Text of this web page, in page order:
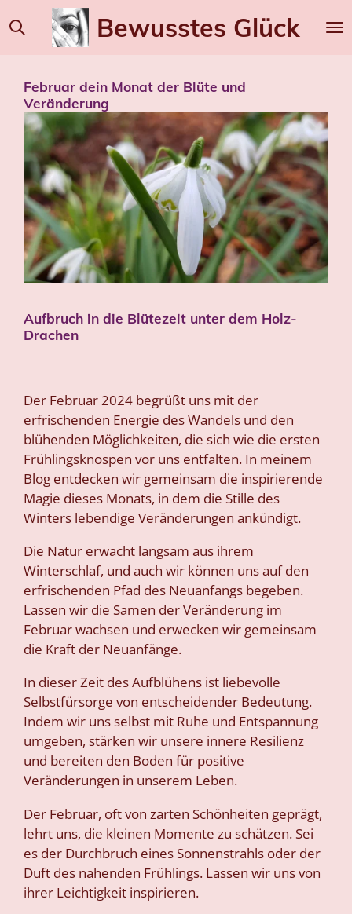
Zum
Hauptinhalt
Bewusstes Glück
Februar dein Monat der Blüte und
Veränderung
Aufbruch in die Blütezeit unter dem Holz-
Drachen
Der Februar 2024 begrüßt uns mit der
erfrischenden Energie des Wandels und den
blühenden Möglichkeiten, die sich wie die ersten
Frühlingsknospen vor uns entfalten. In meinem
Blog entdecken wir gemeinsam die inspirierende
Magie dieses Monats, in dem die Stille des
Winters lebendige Veränderungen ankündigt.
Die Natur erwacht langsam aus ihrem
Winterschlaf, und auch wir können uns auf den
erfrischenden Pfad des Neuanfangs begeben.
Lassen wir die Samen der Veränderung im
Februar wachsen und erwecken wir gemeinsam
die Kraft der Neuanfänge.
In dieser Zeit des Aufblühens ist liebevolle
Selbstfürsorge von entscheidender Bedeutung.
Indem wir uns selbst mit Ruhe und Entspannung
umgeben, stärken wir unsere innere Resilienz
und bereiten den Boden für positive
Veränderungen in unserem Leben.
Der Februar, oft von zarten Schönheiten geprägt,
lehrt uns, die kleinen Momente zu schätzen. Sei
es der Durchbruch eines Sonnenstrahls oder der
Duft des nahenden Frühlings. Lassen wir uns von
ihrer Leichtigkeit inspirieren.